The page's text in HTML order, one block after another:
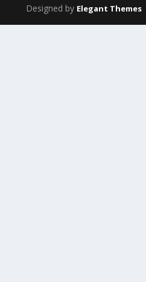
Designed by Elegant Themes